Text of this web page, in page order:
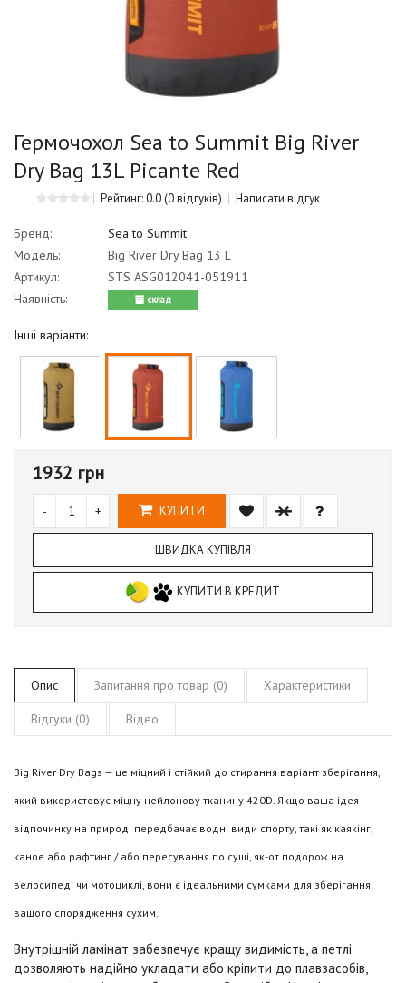
Гермочохол Sea to Summit Big River
Dry Bag 13L Picante Red
Рейтинг: 0.0(0 відгуків) Написати відгук
Бренд:
Sea to Summit
Модель:
Big River Dry Bag 13 L
Артикул:
STS ASG012041-051911
Наявність:
cклад
Інші варіанти:
1932 грн
- + КУПИТИ
ШВИДКА КУПІВЛЯ
КУПИТИ В КРЕДИТ
Опис Запитання про товар (0) Характеристики
Відгуки (0) Відео
Big River Dry Bags — це міцний і стійкий до стирання варіант зберігання,
який використовує міцну нейлонову тканину 420D. Якщо ваша ідея
відпочинку на природі передбачає водні види спорту, такі як каякінг,
каное або рафтинг / або пересування по суші, як-от подорож на
велосипеді чи мотоциклі, вони є ідеальними сумками для зберігання
вашого спорядження сухим.
Внутрішній ламінат забезпечує кращу видимість, а петлі
дозволяють надійно укладати або кріпити до плавзасобів,